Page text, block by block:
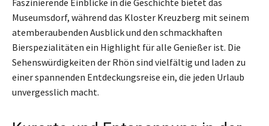
Museumsdorf, während das Kloster Kreuzberg mit seinem
atemberaubenden Ausblick und den schmackhaften
Bierspezialitäten ein Highlight für alle Genießer ist. Die
Sehenswürdigkeiten der Rhön sind vielfältig und laden zu
einer spannenden Entdeckungsreise ein, die jeden Urlaub
unvergesslich macht.